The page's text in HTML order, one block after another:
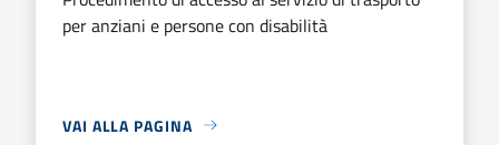
per anziani e persone con disabilità
VAI ALLA PAGINA